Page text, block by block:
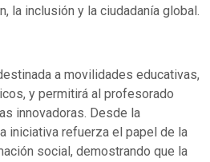
la inclusión y la ciudadanía global.
a movilidades educativas,
y permitirá al profesorado
innovadoras. Desde la
iniciativa refuerza el papel de la
social, demostrando que la